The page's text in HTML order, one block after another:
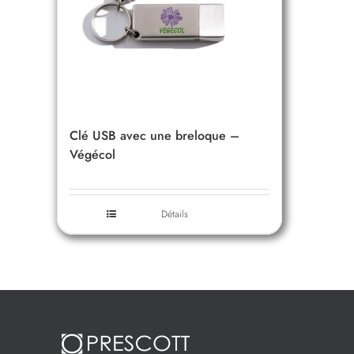
Clé USB avec une breloque –
Végécol
Détails